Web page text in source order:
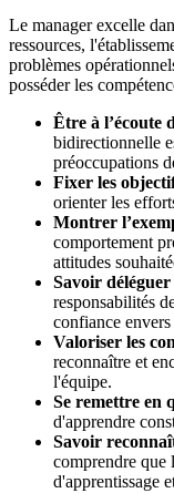
Le manager excelle
ressources,
problèmes
posséder les
Être à l’écoute
bidirectionnelle
préoccupations
Fixer les
orienter les
Montrer
comportement
attitudes
Savoir
responsabilités
confiance
Valoriser les
reconnaître et
l'équipe.
Se remettre en
d'apprendre
Savoir
comprendre que
d'apprentissage